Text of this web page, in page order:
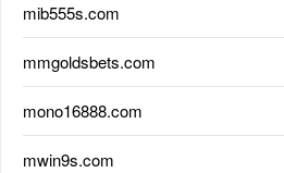
mib555s.com
mmgoldsbets.com
mono16888.com
mwin9s.com